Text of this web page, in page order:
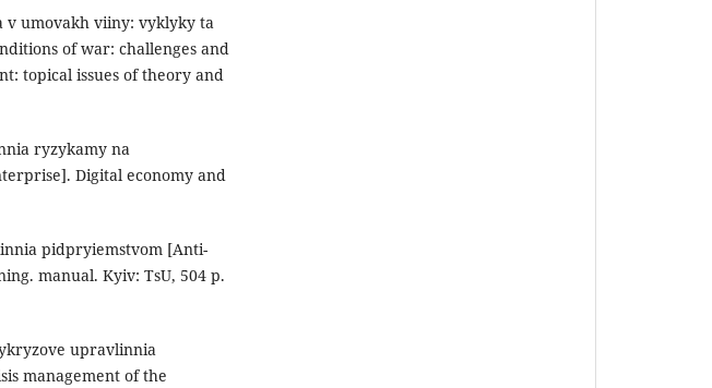
v umovakh viiny: vyklyky ta
of war: challenges and
topical issues of theory and
ryzykamy na
Digital economy and
pidpryiemstvom [Anti-
manual. Kyiv: TsU, 504 p.
upravlinnia
management of the